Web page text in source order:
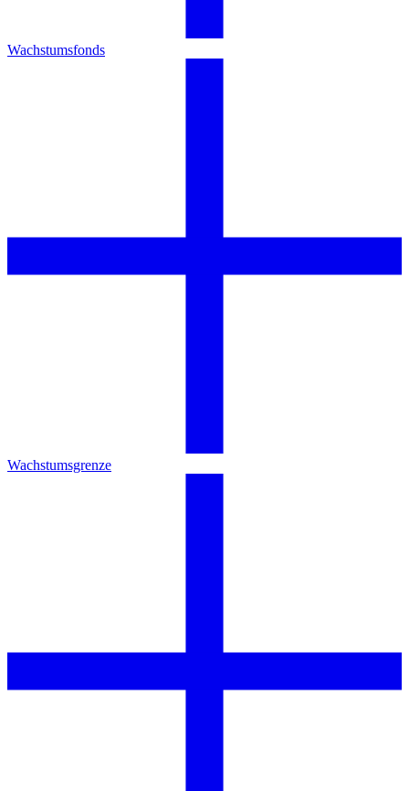
Wachstumsfonds
Wachstumsgrenze